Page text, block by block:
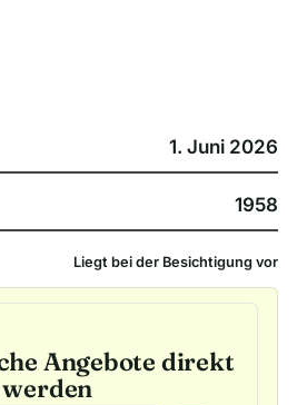
1. Juni 2026
1958
Liegt bei der Besichtigung vor
Angebote direkt